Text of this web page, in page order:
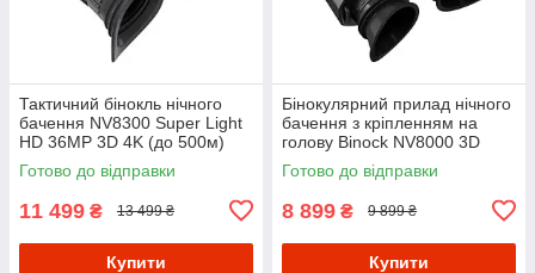
Тактичний бінокль нічного
бачення NV8300 Super Light
HD 36MP 3D 4K (до 500м)
Готово до відправки
11 499 ₴ 13 499 ₴
Купити
Бінокулярний прилад нічного
бачення з кріпленням на
голову Binock NV8000 3D
Gen2 з відео та фото (до
400м)
Готово до відправки
8 899 ₴ 9 899 ₴
Купити